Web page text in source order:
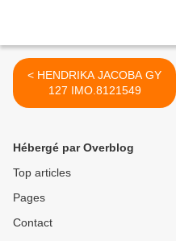
< HENDRIKA JACOBA GY
127 IMO.8121549
Hébergé par Overblog
Top articles
Pages
Contact